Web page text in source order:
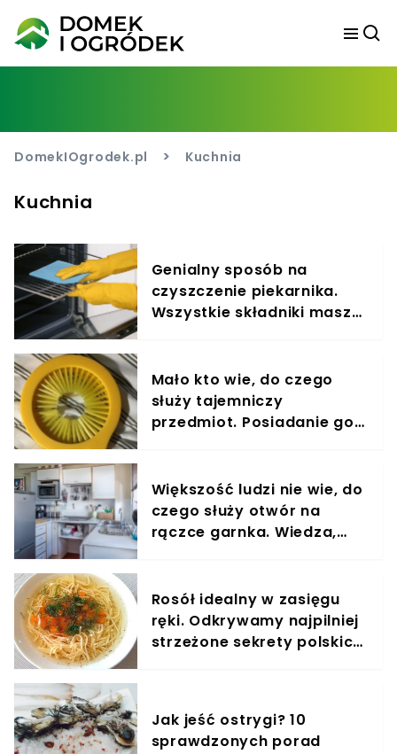
DomekIOgrodek.pl > Kuchnia
Kuchnia
Genialny sposób na
czyszczenie piekarnika.
Wszystkie składniki masz
Mało kto wie, do czego
służy tajemniczy
przedmiot. Posiadanie go
Większość ludzi nie wie, do
czego służy otwór na
rączce garnka. Wiedza,
Rosół idealny w zasięgu
ręki. Odkrywamy najpilniej
strzeżone sekrety polskich
Jak jeść ostrygi? 10
sprawdzonych porad